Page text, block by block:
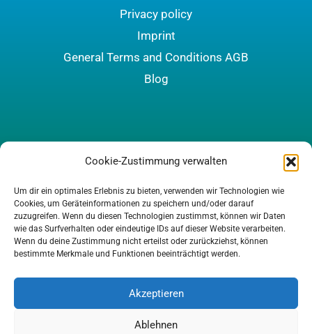
Cookie-Zustimmung verwalten
Um dir ein optimales Erlebnis zu bieten, verwenden wir Technologien wie
Cookies, um Geräteinformationen zu speichern und/oder darauf
zuzugreifen. Wenn du diesen Technologien zustimmst, können wir Daten
wie das Surfverhalten oder eindeutige IDs auf dieser Website verarbeiten.
Wenn du deine Zustimmung nicht erteilst oder zurückziehst, können
bestimmte Merkmale und Funktionen beeinträchtigt werden.
Akzeptieren
Ablehnen
Privacy policy
Imprint
General Terms and Conditions AGB
Blog
Copyright © 2026 Felix Mathern | Bike Romance Heidelberg